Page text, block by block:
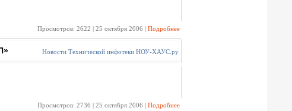
Просмотров: 2622 | 25 октября 2006 | Подробнее
Новости Технической инфотеки НОУ-ХАУС.ру
Просмотров: 2736 | 25 октября 2006 | Подробнее